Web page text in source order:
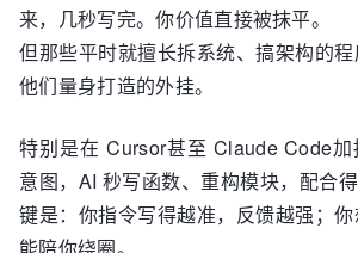
来，几秒写完。你价值直接被抹平。
但那些平时就擅长拆系统、搞架构的
他们量身打造的外挂。
特别是在 Cursor甚至 Claude Code
意图，AI 秒写函数、重构模块，配合
键是：你指令写得越准，反馈越强；